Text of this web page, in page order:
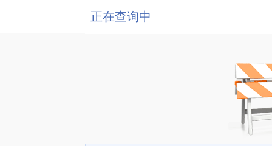
正在查询中